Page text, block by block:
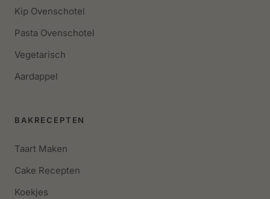
Kip Ovenschotel
Pasta Ovenschotel
Vegetarisch
Aardappel
BAKRECEPTEN
Taart Maken
Cake Recepten
Koekjes